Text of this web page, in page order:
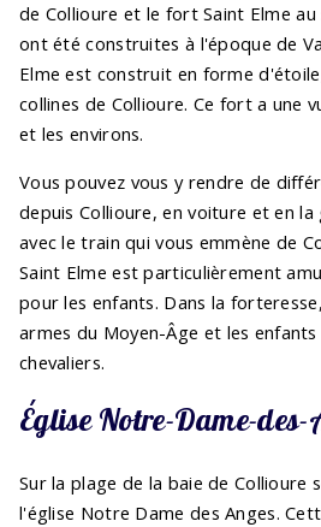
de Collioure et le fort Saint Elme au
ont été construites à l'époque de
Elme est construit en forme
collines de Collioure. Ce fort a une
et les environs.
Vous pouvez vous y rendre de
depuis Collioure, en voiture et en
avec le train qui vous emmène de
Saint Elme est particulièrement
pour les enfants. Dans la
armes du Moyen-Âge et les
chevaliers.
Église Notre-Dame-des-
Sur la plage de la baie de Collioure
l'église Notre Dame des Anges.